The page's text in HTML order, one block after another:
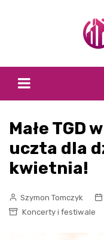
Małe TGD
uczta dla
kwietnia!
Szymon Tomczyk
Koncerty i festiwale